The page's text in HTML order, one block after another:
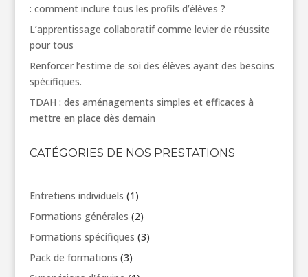
: comment inclure tous les profils d’élèves ?
L’apprentissage collaboratif comme levier de réussite
pour tous
Renforcer l’estime de soi des élèves ayant des besoins
spécifiques.
TDAH : des aménagements simples et efficaces à
mettre en place dès demain
CATÉGORIES DE NOS PRESTATIONS
Entretiens individuels 1 1
produit
Formations générales 22
produits
Formations spécifiques 33
Pack de formations 33
produits